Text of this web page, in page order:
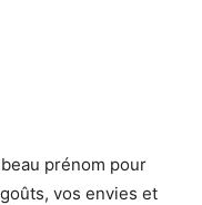
prénom pour
vos envies et